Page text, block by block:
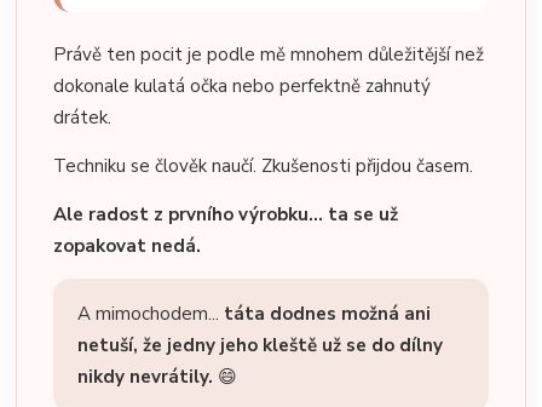
Právě ten pocit je podle mě mnohem důležitější než
dokonale kulatá očka nebo perfektně zahnutý
drátek.
Techniku se člověk naučí. Zkušenosti přijdou časem.
Ale radost z prvního výrobku... ta se už
zopakovat nedá.
A mimochodem... táta dodnes možná ani
netuší, že jedny jeho kleště už se do dílny
nikdy nevrátily. 😄